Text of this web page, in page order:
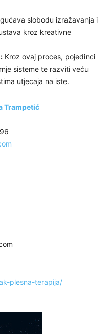
slobodu izražavanja i
kroz kreativne
Kroz ovaj proces, pojedinci
sisteme te razviti veću
utjecaja na iste.
Trampetić
plesna-terapija/